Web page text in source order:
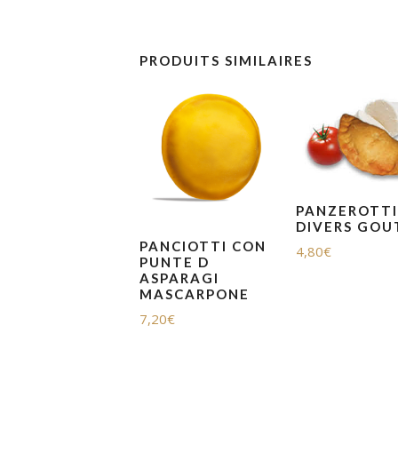
PRODUITS SIMILAIRES
PANCIOTTI CON
PUNTE D
ASPARAGI
MASCARPONE
7,20€
PANZEROTTI
DIVERS
4,80€